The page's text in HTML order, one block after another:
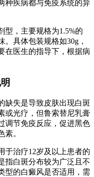
种疾病都与免疫系统的异
型，主要规格为1.5%的
具体包装规格如30g，
在医生的指导下，根据病
缺失是导致皮肤出现白斑
或光疗，但鲁索替尼乳膏
调节免疫反应，促进黑色
素。
于治疗12岁及以上患者的
指白斑分布较为广泛且不
型的白癜风是否适用，需